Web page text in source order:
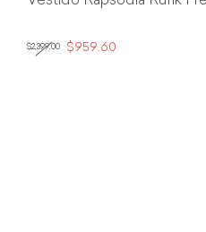
$2,399.00 $959.60